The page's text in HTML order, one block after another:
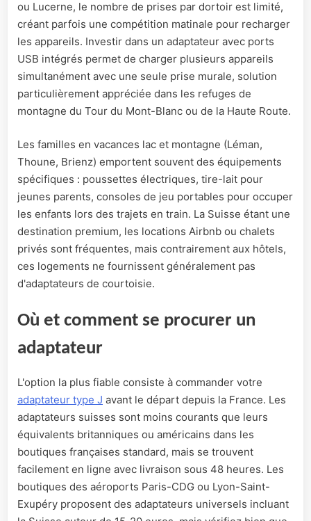
ou Lucerne, le nombre de prises par dortoir est limité,
créant parfois une compétition matinale pour recharger
les appareils. Investir dans un adaptateur avec ports
USB intégrés permet de charger plusieurs appareils
simultanément avec une seule prise murale, solution
particulièrement appréciée dans les refuges de
montagne du Tour du Mont-Blanc ou de la Haute Route.
Les familles en vacances lac et montagne (Léman,
Thoune, Brienz) emportent souvent des équipements
spécifiques : poussettes électriques, tire-lait pour
jeunes parents, consoles de jeu portables pour occuper
les enfants lors des trajets en train. La Suisse étant une
destination premium, les locations Airbnb ou chalets
privés sont fréquentes, mais contrairement aux hôtels,
ces logements ne fournissent généralement pas
d'adaptateurs de courtoisie.
Où et comment se procurer un
adaptateur
L'option la plus fiable consiste à commander votre
adaptateur type J avant le départ depuis la France. Les
adaptateurs suisses sont moins courants que leurs
équivalents britanniques ou américains dans les
boutiques françaises standard, mais se trouvent
facilement en ligne avec livraison sous 48 heures. Les
boutiques des aéroports Paris-CDG ou Lyon-Saint-
Exupéry proposent des adaptateurs universels incluant